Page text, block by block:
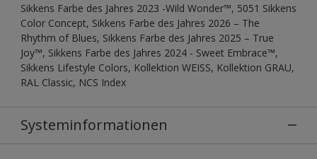
Sikkens Farbe des Jahres 2023 -Wild Wonder™, 5051 Sikkens
Color Concept, Sikkens Farbe des Jahres 2026 – The
Rhythm of Blues, Sikkens Farbe des Jahres 2025 – True
Joy™, Sikkens Farbe des Jahres 2024 - Sweet Embrace™,
Sikkens Lifestyle Colors, Kollektion WEISS, Kollektion GRAU,
RAL Classic, NCS Index
Systeminformationen